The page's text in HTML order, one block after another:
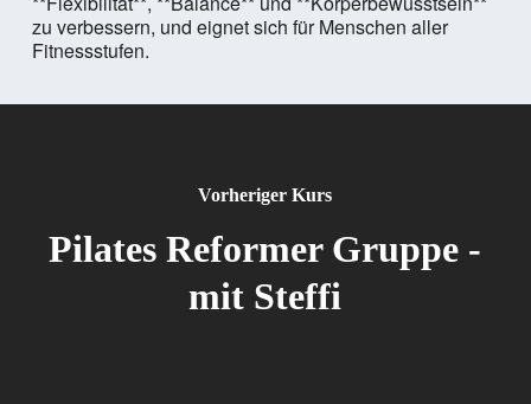
zu verbessern, und eignet sich für Menschen aller
Fitnessstufen.
Vorheriger Kurs
Pilates Reformer Gruppe -
mit Steffi